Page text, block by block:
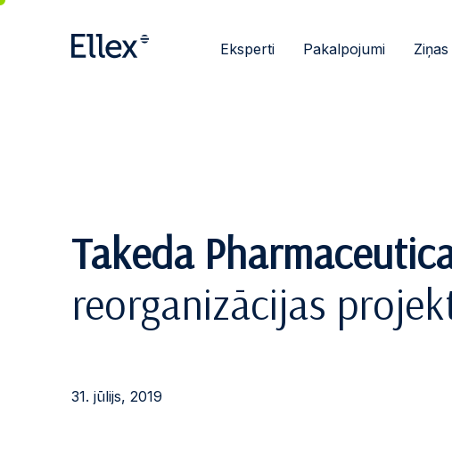
Eksperti Pakalpojumi Ziņas
Takeda
reorganizācijas
31. jūlijs, 2019